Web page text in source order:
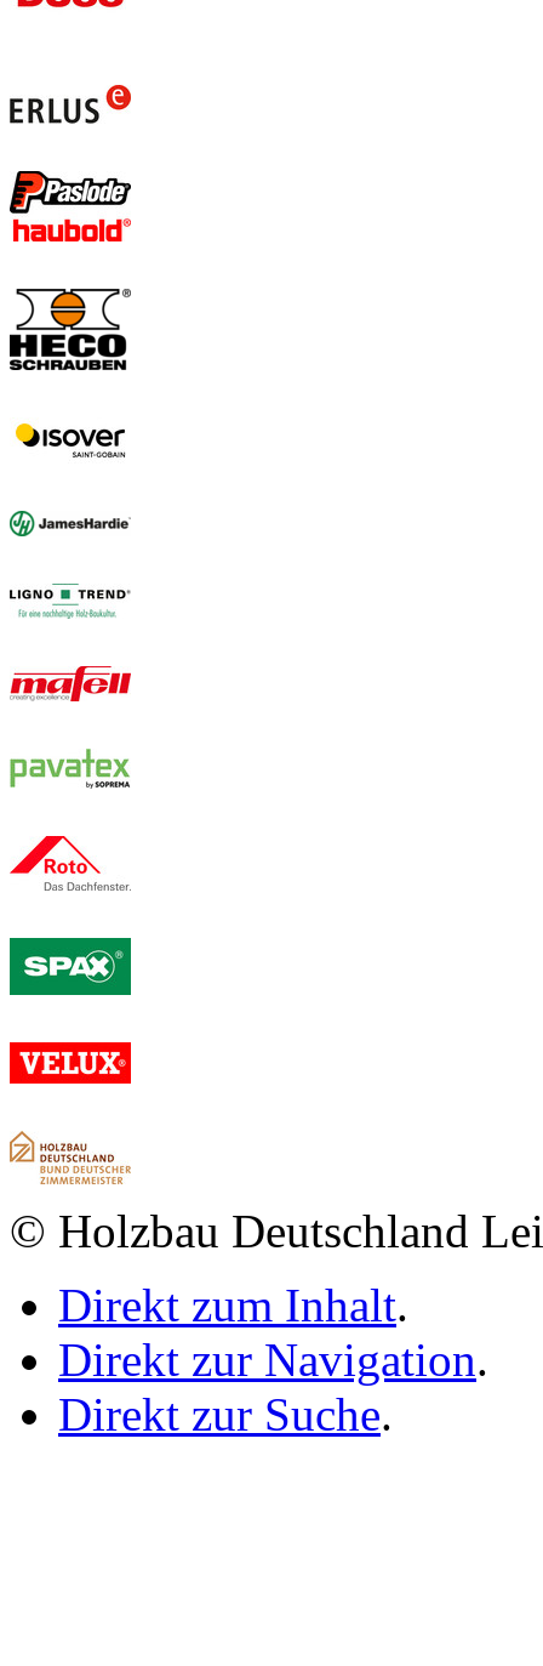
© Holzbau Deutschland
Direkt zum Inhalt.
Direkt zur Navigation.
Direkt zur Suche.